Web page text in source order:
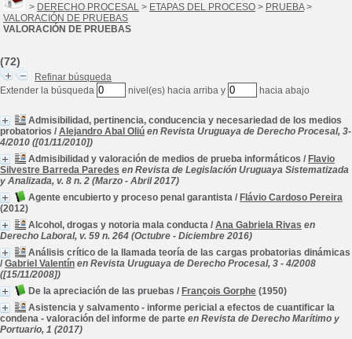
> DERECHO PROCESAL > ETAPAS DEL PROCESO > PRUEBA>
VALORACIÓN DE PRUEBAS
VALORACIÓN DE PRUEBAS
(72)
Refinar búsqueda
Extender la búsqueda
nivel(es) hacia arriba y hacia abajo
Admisibilidad, pertinencia, conducencia y necesariedad de los medios
probatorios / Alejandro Abal Oliú en Revista Uruguaya de Derecho Procesal, 3-
4/2010 ([01/11/2010])
Admisibilidad y valoración de medios de prueba informáticos / Flavio
Silvestre Barreda Paredes en Revista de Legislación Uruguaya Sistematizada
y Analizada, v. 8 n. 2 (Marzo - Abril 2017)
Agente encubierto y proceso penal garantista / Flávio Cardoso Pereira
(2012)
Alcohol, drogas y notoria mala conducta / Ana Gabriela Rivas en
Derecho Laboral, v. 59 n. 264 (Octubre - Diciembre 2016)
Análisis crítico de la llamada teoría de las cargas probatorias dinámicas
/ Gabriel Valentín en Revista Uruguaya de Derecho Procesal, 3 - 4/2008
([15/11/2008])
De la apreciación de las pruebas / François Gorphe (1950)
Asistencia y salvamento - informe pericial a efectos de cuantificar la
condena - valoración del informe de parte en Revista de Derecho Marítimo y
Portuario, 1 (2017)